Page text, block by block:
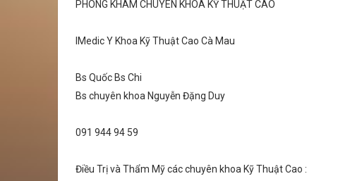
PHÒNG KHÁM CHUYÊN KHOA KỸ THUẬT CAO
IMedic Y Khoa Kỹ Thuật Cao Cà Mau
Bs Quốc Bs Chi
Bs chuyên khoa Nguyễn Đặng Duy
091 944 94 59
Điều Trị và Thẩm Mỹ các chuyên khoa Kỹ Thuật Cao :